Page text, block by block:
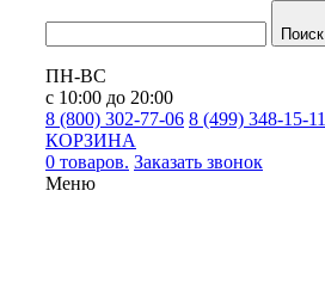
Поиск
ПН-ВС
с 10:00 до 20:00
8 (800) 302-77-06 8 (499) 348-15-11
КОРЗИНА
0 товаров. Заказать звонок
Меню